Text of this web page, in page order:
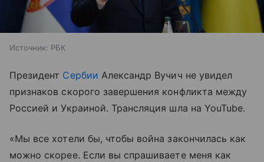
Источник: РБК
Президент Сербии Александр Вучич не увидел
признаков скорого завершения конфликта между
Россией и Украиной. Трансляция шла на YouTube.
«Мы все хотели бы, чтобы война закончилась как
можно скорее. Если вы спрашиваете меня как